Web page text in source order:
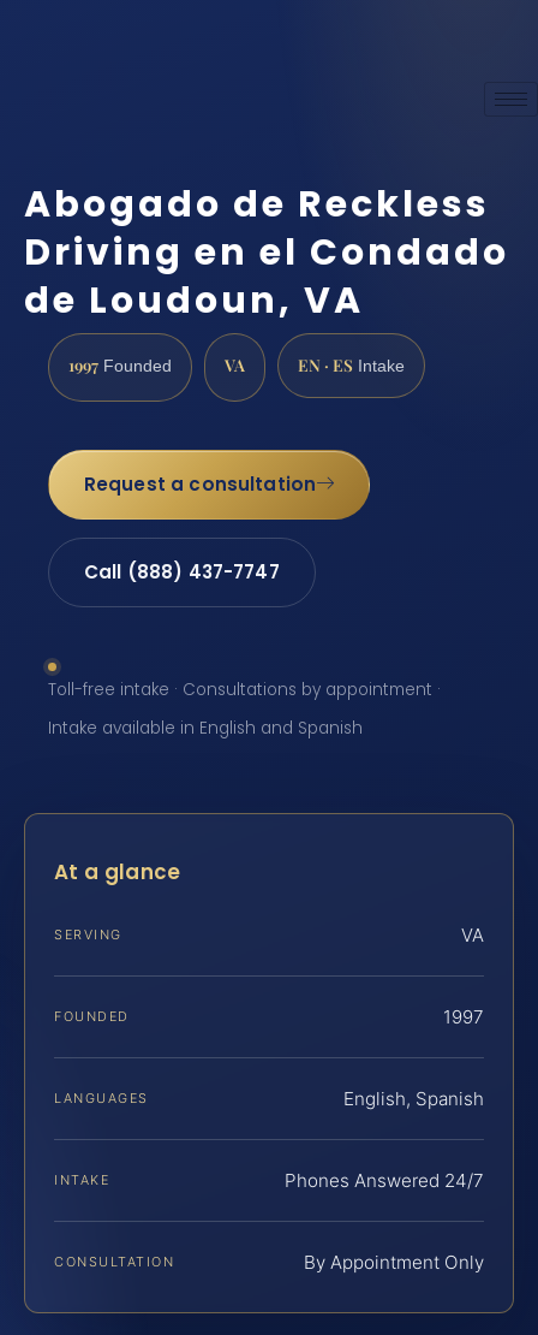
Abogado de Reckless
Driving en el Condado
de Loudoun, VA
1997 Founded VA EN · ES Intake
Request a consultation
Call (888) 437-7747
Toll-free intake · Consultations by appointment ·
Intake available in English and Spanish
At a glance
SERVING VA
FOUNDED 1997
LANGUAGES English, Spanish
INTAKE Phones Answered 24/7
CONSULTATION By Appointment Only